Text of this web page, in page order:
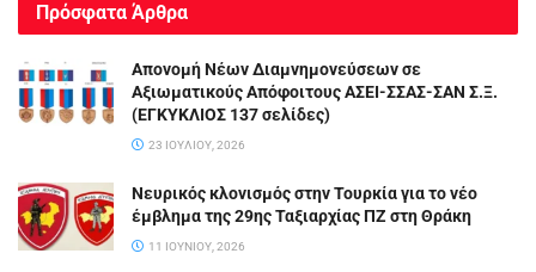
Πρόσφατα Άρθρα
Απονομή Νέων Διαμνημονεύσεων σε
Αξιωματικούς Απόφοιτους ΑΣΕΙ-ΣΣΑΣ-ΣΑΝ Σ.Ξ.
(ΕΓΚΥΚΛΙΟΣ 137 σελίδες)
23 ΙΟΥΛΊΟΥ, 2026
Νευρικός κλονισμός στην Τουρκία για το νέο
έμβλημα της 29ης Ταξιαρχίας ΠΖ στη Θράκη
11 ΙΟΥΝΊΟΥ, 2026